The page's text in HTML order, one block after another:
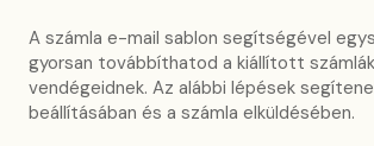
A számla e-mail sablon segítségével
gyorsan továbbíthatod a kiállított
vendégeidnek. Az alábbi lépések
beállításában és a számla elküldésében.